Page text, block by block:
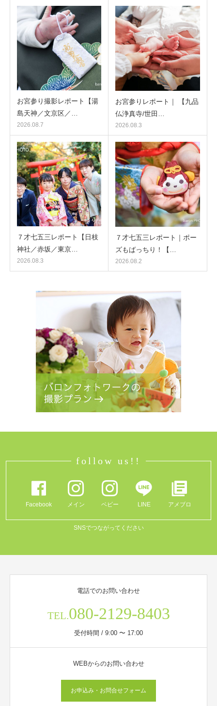
お宮参り撮影レポート【湯
島天神／文京区／…
2026.08.7
お宮参りレポート｜ 【九品
仏浄真寺/世田…
2026.08.3
７才七五三レポート【日枝
神社／赤坂／東京…
2026.08.3
７才七五三レポート｜ポー
ズもばっちり！【…
2026.08.2
follow us!!
Facebook メイン ベビー LINE アメブロ
SNSでつながってください
電話でのお問い合わせ
TEL.080-2129-8403
受付時間 / 9:00 〜 17:00
WEBからのお問い合わせ
お申込み・お問合せフォーム